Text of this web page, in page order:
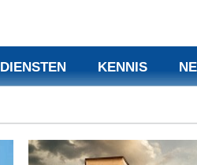
DIENSTEN KENNIS